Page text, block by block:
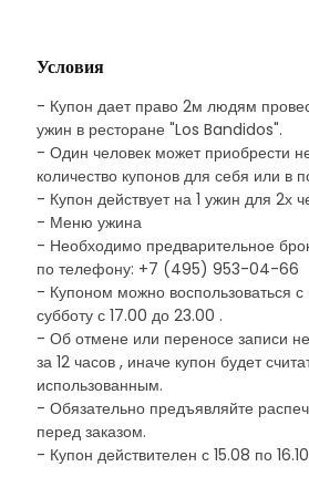
Условия
- Купон дает право 2м людям
ужин в ресторане "Los Bandidos".
- Один человек может приобрести
количество купонов для себя или в
- Купон действует на 1 ужин для 2х
- Меню ужина
- Необходимо предварительное
по телефону: +7 (495) 953-04-66
- Купоном можно воспользоваться
субботу с 17.00 до 23.00 .
- Об отмене или переносе записи
за 12 часов , иначе купон будет
использованным.
- Обязательно предъявляйте
перед заказом.
- Купон действителен с 15.08 по